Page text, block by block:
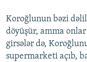
Koroğlunun bəzi
döyüşür, amma
girsələr də,
supermarketi açıb,